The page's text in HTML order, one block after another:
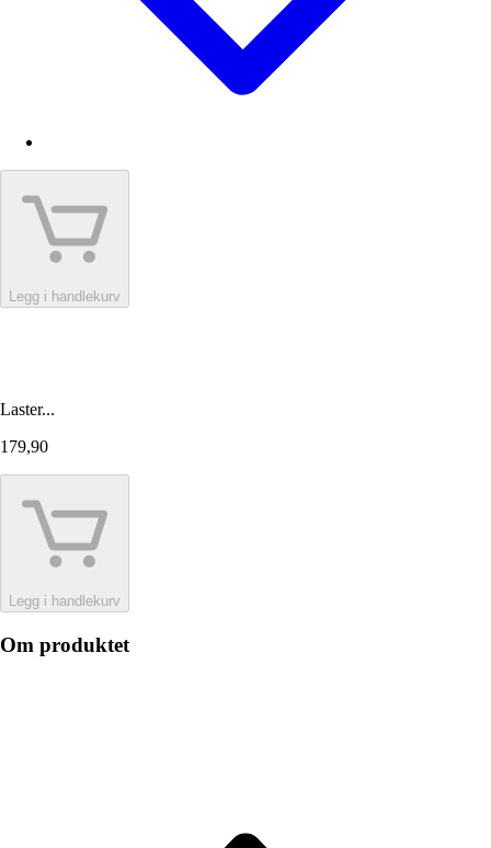
Legg i handlekurv
Laster...
179,90
Legg i handlekurv
Om produktet